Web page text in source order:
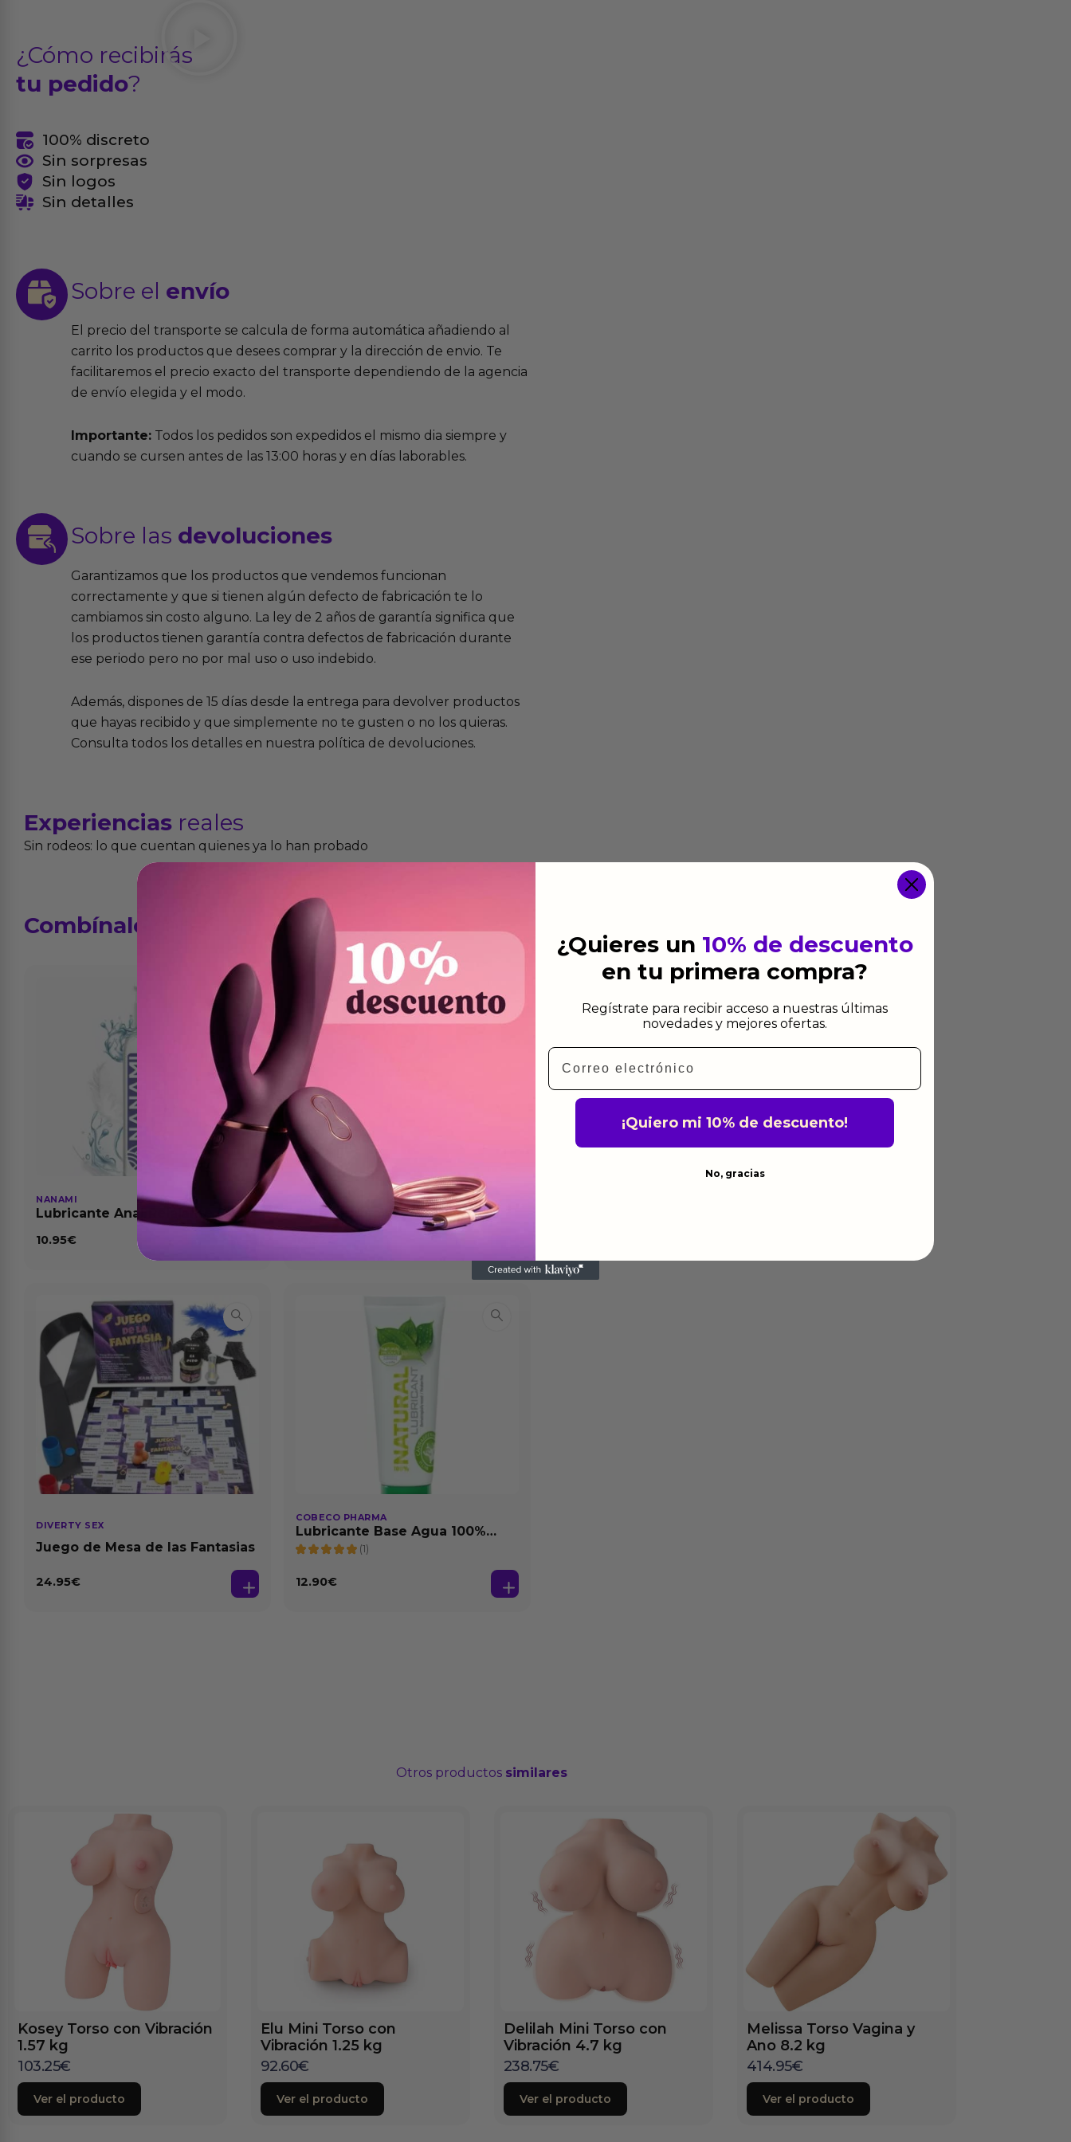
¿Cómo recibirás
tu pedido?
100% discreto
Sin sorpresas
Sin logos
Sin detalles
Sobre el envío
El precio del transporte se calcula de forma automática añadiendo al
carrito los productos que desees comprar y la dirección de envio. Te
facilitaremos el precio exacto del transporte dependiendo de la agencia
de envío elegida y el modo.
Importante: Todos los pedidos son expedidos el mismo dia siempre y
cuando se cursen antes de las 13:00 horas y en días laborables.
Sobre las devoluciones
Garantizamos que los productos que vendemos funcionan
correctamente y que si tienen algún defecto de fabricación te lo
cambiamos sin costo alguno. La ley de 2 años de garantía significa que
los productos tienen garantía contra defectos de fabricación durante
ese periodo pero no por mal uso o uso indebido.
Además, dispones de 15 días desde la entrega para devolver productos
que hayas recibido y que simplemente no te gusten o no los quieras.
Consulta todos los detalles en nuestra política de devoluciones.
Experiencias reales
Sin rodeos: lo que cuentan quienes ya lo han probado
Combínalo
NANAMI
Lubricante Anal Relajante Extra
Dilatación Base Agua 150 ml
10.95€
BODY ARS
Barreras Orales Caja de 3 Ud
DIVERTY SEX
Juego de Mesa de las Fantasias
24.95€
COBECO PHARMA
Lubricante Base Agua 100%
Natural 125 ml
(1)
12.90€
Otros productos similares
Kosey Torso con Vibración
1.57 kg
103.25€
Ver el producto
Elu Mini Torso con
Vibración 1.25 kg
92.60€
Ver el producto
Delilah Mini Torso con
Vibración 4.7 kg
238.75€
Ver el producto
Melissa Torso Vagina y
Ano 8.2 kg
414.95€
Ver el producto
¿Quieres un 10% de descuento
en tu primera compra?
Regístrate para recibir acceso a nuestras últimas
novedades y mejores ofertas.
Email
¡Quiero mi 10% de descuento!
No, gracias